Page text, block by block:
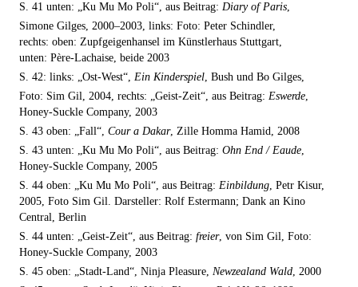
S. 41 unten: „Ku Mu Mo Poli“, aus Beitrag: Diary of Paris,
Simone Gilges, 2000–2003, links: Foto: Peter Schindler,
rechts: oben: Zupfgeigenhansel im Künstlerhaus Stuttgart,
unten: Père-Lachaise, beide 2003
S. 42: links: „Ost-West“, Ein Kinderspiel, Bush und Bo Gilges,
Foto: Sim Gil, 2004, rechts: „Geist-Zeit“, aus Beitrag: Eswerde,
Honey-Suckle Company, 2003
S. 43 oben: „Fall“, Cour a Dakar, Zille Homma Hamid, 2008
S. 43 unten: „Ku Mu Mo Poli“, aus Beitrag: Ohn End / Eaude,
Honey-Suckle Company, 2005
S. 44 oben: „Ku Mu Mo Poli“, aus Beitrag: Einbildung, Petr Kisur,
2005, Foto Sim Gil. Darsteller: Rolf Estermann; Dank an Kino
Central, Berlin
S. 44 unten: „Geist-Zeit“, aus Beitrag: freier, von Sim Gil, Foto:
Honey-Suckle Company, 2003
S. 45 oben: „Stadt-Land“, Ninja Pleasure, Newzealand Wald, 2000